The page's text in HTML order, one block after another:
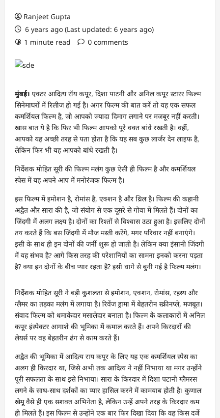
Ranjeet Gupta
6 years ago (Last updated: 6 years ago)
1 minute read
0 comments
मुंबई। एक्टर आदित्य रॉय कपूर, दिशा पाटनी और अनिल कपूर स्टारर फिल्म
सिनेमाघरों में रिलीज हो गई है। अगर फिल्म की बात करें तो यह एक सफल
कमर्शियल फिल्म है, जो आपको ज्यादा दिमाग लगाने पर मजबूर नहीं करती।
खास बात ये है कि फिर भी फिल्म आपको पूरे वक्त बांधे रखती है। वहीं,
आपको यह अच्छी तरह से पता होता है कि यह सब कुछ लार्जर देन लाइफ है,
लेकिन फिर भी यह आपको बांधे रखती है।
निर्देशक मोहित सूरी की फिल्म मलंग कुछ ऐसी ही फिल्म है और कमर्शियल
स्पेस में यह अपने आप में मनोरंजक फिल्म है।
इस फिल्म में इमोशन है, रोमांस है, एक्शन है और थ्रिल है। फिल्म की कहानी
अद्वैत और सारा की है, जो संयोग से एक दूसरे से गोवा में मिलते हैं। दोनों का
जिंदगी में अलग लक्ष्य है। दोनों का रिश्तों से विश्वास उठा हुआ है। इसलिए दोनों
तय करते हैं कि बस जिंदगी में मौज मस्ती करेंगे, मगर परिवार नहीं बनाएंगे।
इसी के साथ ही इन दोनों की जर्नी शुरू हो जाती है। लेकिन क्या इंसानी जिंदगी
में यह संभव है? आगे किस तरह की परेशानियों का सामना इनको करना पड़ता
है? क्या इन दोनों के बीच प्यार रहता है? इसी धागे से बुनी गई है फिल्म मलंग।
निर्देशक मोहित सूरी ने बड़ी कुशलता से इमोशन, एक्शन, रोमांस, रहस्य और
ग्लैमर का तड़का मलंग में लगाया है। रिवेंज ड्रामा में बेहतरीन स्क्रीनप्ले, मजबूत।
संवाद फिल्म को धमाकेदार मसालेदार बनाता है। फिल्म के कलाकारों में अनिल
कपूर इंस्पेक्टर आगाशे की भूमिका में कमाल करते हैं। अपने किरदारों की
लेयर्स पर वह बेहतरीन ढंग से काम करते हैं।
अद्वैत की भूमिका में आदित्य राय कपूर के लिए यह एक कमर्शियल स्पेस का
अलग ही किरदार था, जिसे अभी तक आदित्य ने नहीं निभाया था मगर उन्होंने
पूरी सफलता के साथ इसे निभाया। सारा के किरदार में दिशा पटानी ग्लैमरस
लगने के साथ-साथ दर्शकों का प्यार हासिल करने में कामयाब होती है। कुणाल
खेमू वैसे ही एक सशक्त अभिनेता है, लेकिन उन्हें अपने तरह के किरदार कम
ही मिलते हैं। इस फिल्म से उन्होंने एक बार फिर दिखा दिया कि वह किस दर्जे